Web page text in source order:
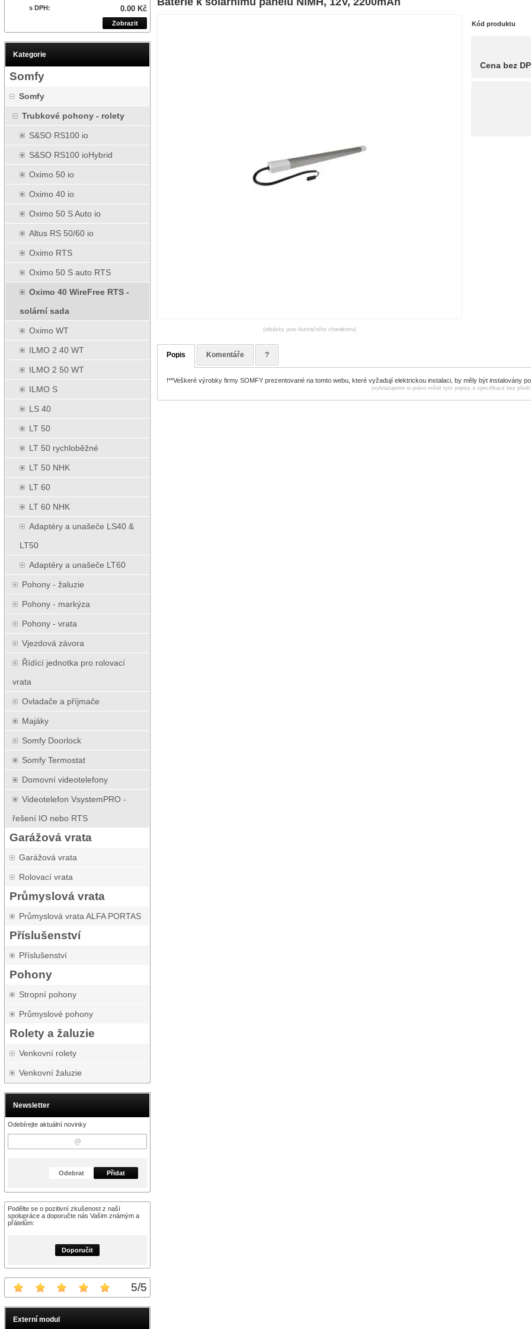
s DPH: 0.00 Kč
Zobrazit
Kategorie
Somfy
Somfy
Trubkové pohony - rolety
S&SO RS100 io
S&SO RS100 ioHybrid
Oximo 50 io
Oximo 40 io
Oximo 50 S Auto io
Altus RS 50/60 io
Oximo RTS
Oximo 50 S auto RTS
Oximo 40 WireFree RTS -
solární sada
Oximo WT
ILMO 2 40 WT
ILMO 2 50 WT
ILMO S
LS 40
LT 50
LT 50 rychloběžné
LT 50 NHK
LT 60
LT 60 NHK
Adaptéry a unašeče LS40 &
LT50
Adaptéry a unašeče LT60
Pohony - žaluzie
Pohony - markýza
Pohony - vrata
Vjezdová závora
Řídící jednotka pro rolovací
vrata
Ovladače a příjmače
Majáky
Somfy Doorlock
Somfy Termostat
Domovní videotelefony
Videotelefon VsystemPRO -
řešení IO nebo RTS
Garážová vrata
Garážová vrata
Rolovací vrata
Průmyslová vrata
Průmyslová vrata ALFA PORTAS
Příslušenství
Příslušenství
Pohony
Stropní pohony
Průmyslové pohony
Rolety a žaluzie
Venkovní rolety
Venkovní žaluzie
Newsletter
Odebírejte aktuální novinky
Odebrat Přidat
Podělte se o pozitivní zkušenost z naší
spolupráce a doporučte nás Vašim známým a
přátelům:
Doporučit
5/5
Externí modul
(obrázky jsou ilustračního charakteru)
Kód produktu
Cena bez
Popis Komentáře ?
!**Veškeré výrobky firmy SOMFY prezentované na tomto webu, které vyžadují elektrickou instalaci, by měly být instalovány
(vyhrazujeme si právo měnit tyto popisy a specifikace bez